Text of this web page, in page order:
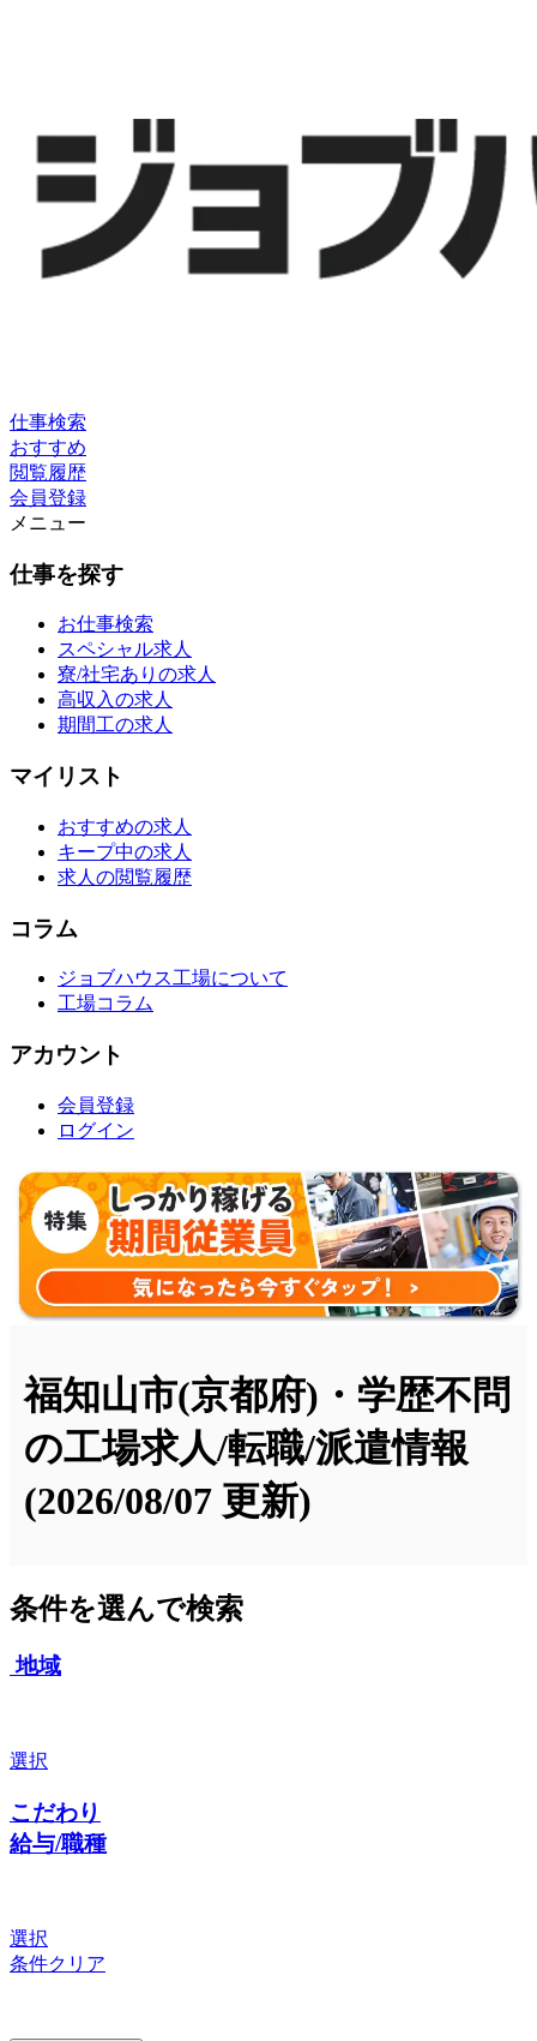
仕事検索
おすすめ
閲覧履歴
会員登録
メニュー
仕事を探す
お仕事検索
スペシャル求人
寮/社宅ありの求人
高収入の求人
期間工の求人
マイリスト
おすすめの求人
キープ中の求人
求人の閲覧履歴
コラム
ジョブハウス工場について
工場コラム
アカウント
会員登録
ログイン
福知山市(京都府)・学歴不問
の工場求人/転職/派遣情報
(2026/08/07 更新)
条件を選んで検索
地域
選択
こだわり
給与/職種
選択
条件クリア